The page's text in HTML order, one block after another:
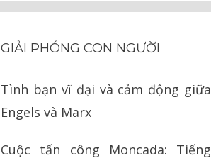
GIẢI PHÓNG CON NGƯỜI
Tình bạn vĩ đại và cảm động giữa
Engels và Marx
Cuộc tấn công Moncada: Tiếng